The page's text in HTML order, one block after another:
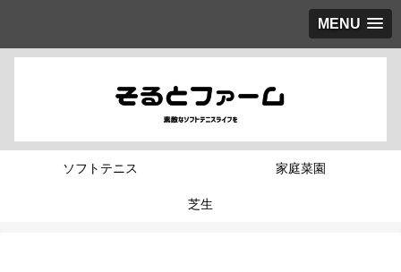
MENU
ソフトテニス 家庭菜園
芝生